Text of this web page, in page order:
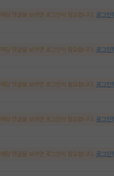
해당 댓글을 보려면 로그인이 필요합니다. 로그인
해당 댓글을 보려면 로그인이 필요합니다. 로그인
해당 댓글을 보려면 로그인이 필요합니다. 로그인
해당 댓글을 보려면 로그인이 필요합니다. 로그인
해당 댓글을 보려면 로그인이 필요합니다. 로그인